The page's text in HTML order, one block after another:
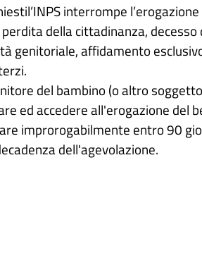
interrompe
della cittadinanza,
genitoriale, affidamento
del bambino (o altro
ed accedere all'erogazione del
improrogabilmente entro 90
dell'agevolazione.